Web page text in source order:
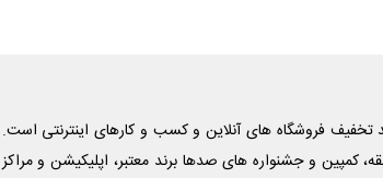
فروشگاه های آنلاین و کسب و‌ کارهای اینترنتی است.
کمپین و جشنواره های صدها برند معتبر، اپلیکیشن و مراکز